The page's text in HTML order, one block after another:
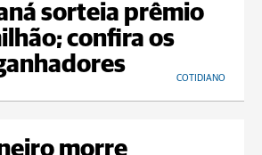
sorteia prêmio
confira os
COTIDIANO
morre